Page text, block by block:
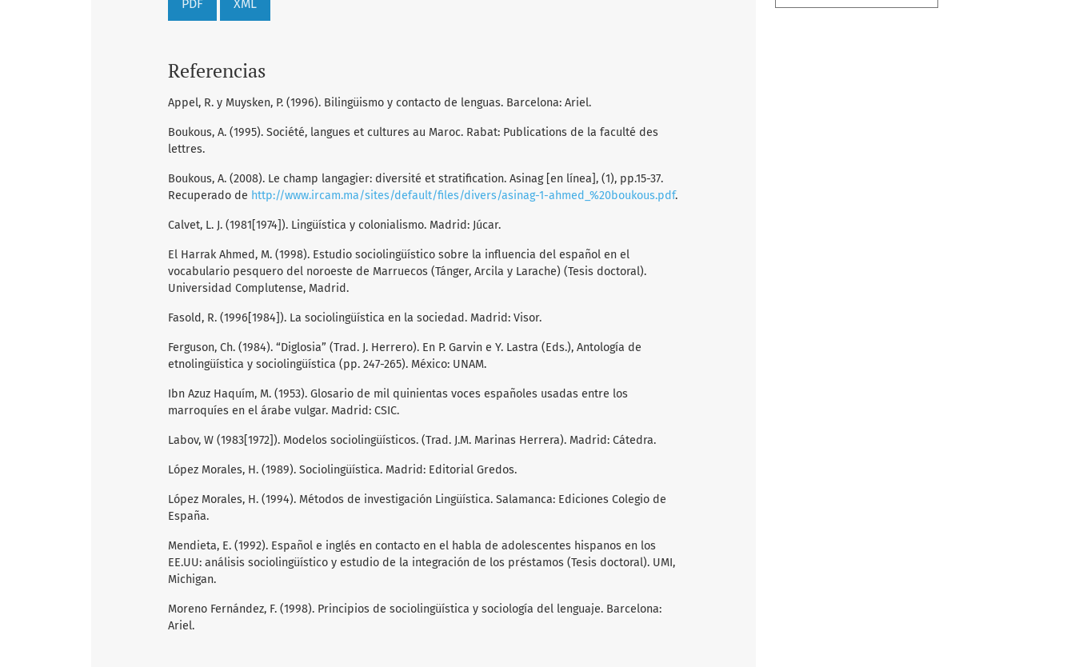
PDF XML
Referencias
Appel, R. y Muysken, P. (1996). Bilingüismo y contacto de lenguas. Barcelona: Ariel.
Boukous, A. (1995). Société, langues et cultures au Maroc. Rabat: Publications de la faculté des
lettres.
Boukous, A. (2008). Le champ langagier: diversité et stratification. Asinag [en línea], (1), pp.15-37.
Recuperado de http://www.ircam.ma/sites/default/files/divers/asinag-1-ahmed_%20boukous.pdf.
Calvet, L. J. (1981[1974]). Lingüística y colonialismo. Madrid: Júcar.
El Harrak Ahmed, M. (1998). Estudio sociolingüístico sobre la influencia del español en el
vocabulario pesquero del noroeste de Marruecos (Tánger, Arcila y Larache) (Tesis doctoral).
Universidad Complutense, Madrid.
Fasold, R. (1996[1984]). La sociolingüística en la sociedad. Madrid: Visor.
Ferguson, Ch. (1984). “Diglosia” (Trad. J. Herrero). En P. Garvin e Y. Lastra (Eds.), Antología de
etnolingüística y sociolingüística (pp. 247-265). México: UNAM.
Ibn Azuz Haquím, M. (1953). Glosario de mil quinientas voces españoles usadas entre los
marroquíes en el árabe vulgar. Madrid: CSIC.
Labov, W (1983[1972]). Modelos sociolingüísticos. (Trad. J.M. Marinas Herrera). Madrid: Cátedra.
López Morales, H. (1989). Sociolingüística. Madrid: Editorial Gredos.
López Morales, H. (1994). Métodos de investigación Lingüística. Salamanca: Ediciones Colegio de
España.
Mendieta, E. (1992). Español e inglés en contacto en el habla de adolescentes hispanos en los
EE.UU: análisis sociolingüístico y estudio de la integración de los préstamos (Tesis doctoral). UMI,
Michigan.
Moreno Fernández, F. (1998). Principios de sociolingüística y sociología del lenguaje. Barcelona:
Ariel.